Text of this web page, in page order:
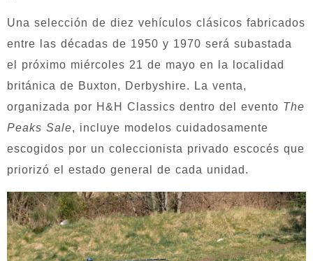
Una selección de diez vehículos clásicos fabricados
entre las décadas de 1950 y 1970 será subastada
el próximo miércoles 21 de mayo en la localidad
británica de Buxton, Derbyshire. La venta,
organizada por H&H Classics dentro del evento The
Peaks Sale, incluye modelos cuidadosamente
escogidos por un coleccionista privado escocés que
priorizó el estado general de cada unidad.